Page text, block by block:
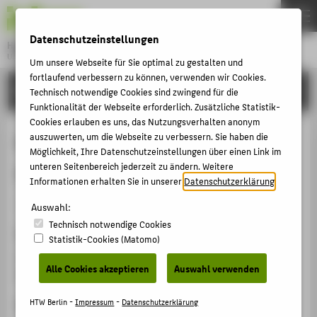
Hochschule für Technik und Wirtschaft Berlin
University of Applied Sciences
Menu
FORSCHUNG
How to complete Europe‘s banking
union?
Veranstaltungsbeitrag › Vortrag › 2014
Veranstaltung
How to complete Europe‘s banking union?
Brüssel, 26.06.2014
Ergänzende Angaben
THEMEN
HOCHSCHULE
CAMPUS
STUDIUM
LEHRE
KARRIERE
INTERNATIONAL
INFORMATIONEN FÜR
Datenschutzeinstellungen
Um unsere Webseite für Sie optimal zu gestalten und
fortlaufend verbessern zu können, verwenden wir Cookies.
Technisch notwendige Cookies sind zwingend für die
Funktionalität der Webseite erforderlich. Zusätzliche Statistik-
Cookies erlauben es uns, das Nutzungsverhalten anonym
auszuwerten, um die Webseite zu verbessern. Sie haben die
Möglichkeit, Ihre Datenschutzeinstellungen über einen Link im
unteren Seitenbereich jederzeit zu ändern. Weitere
Informationen erhalten Sie in unsererDatenschutzerklärung
Auswahl:
Technisch notwendige Cookies
Statistik-Cookies (Matomo)
Alle Cookies akzeptieren Auswahl verwenden
HTW Berlin -Impressum- Datenschutzerklärung